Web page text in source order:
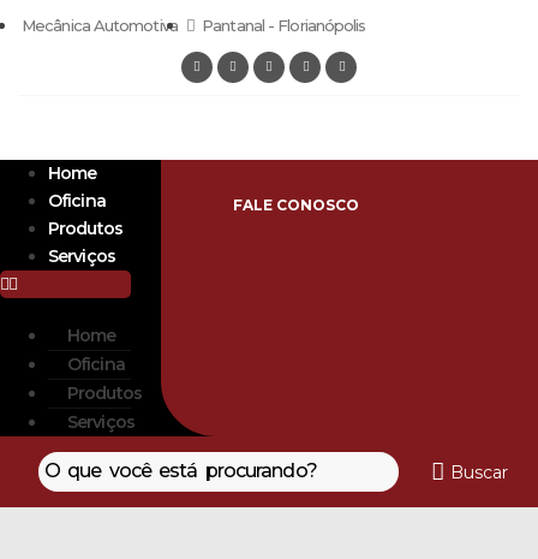
Mecânica Automotiva Pantanal - Florianópolis
Home
Oficina
Produtos
Serviços
Home
Oficina
Produtos
Serviços
FALE CONOSCO
Buscar